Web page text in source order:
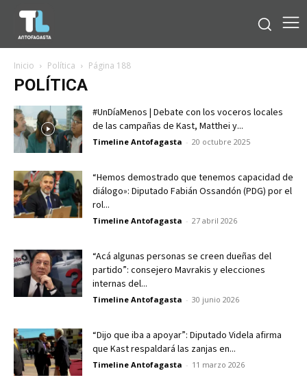
Inicio Política Página 188
POLÍTICA
#UnDíaMenos | Debate con los voceros locales
de las campañas de Kast, Matthei y...
Timeline Antofagasta - 20 octubre 2025
“Hemos demostrado que tenemos capacidad de
diálogo»: Diputado Fabián Ossandón (PDG) por el
rol...
Timeline Antofagasta - 27 abril 2026
“Acá algunas personas se creen dueñas del
partido”: consejero Mavrakis y elecciones
internas del...
Timeline Antofagasta - 30 junio 2026
“Dijo que iba a apoyar”: Diputado Videla afirma
que Kast respaldará las zanjas en...
Timeline Antofagasta - 11 marzo 2026